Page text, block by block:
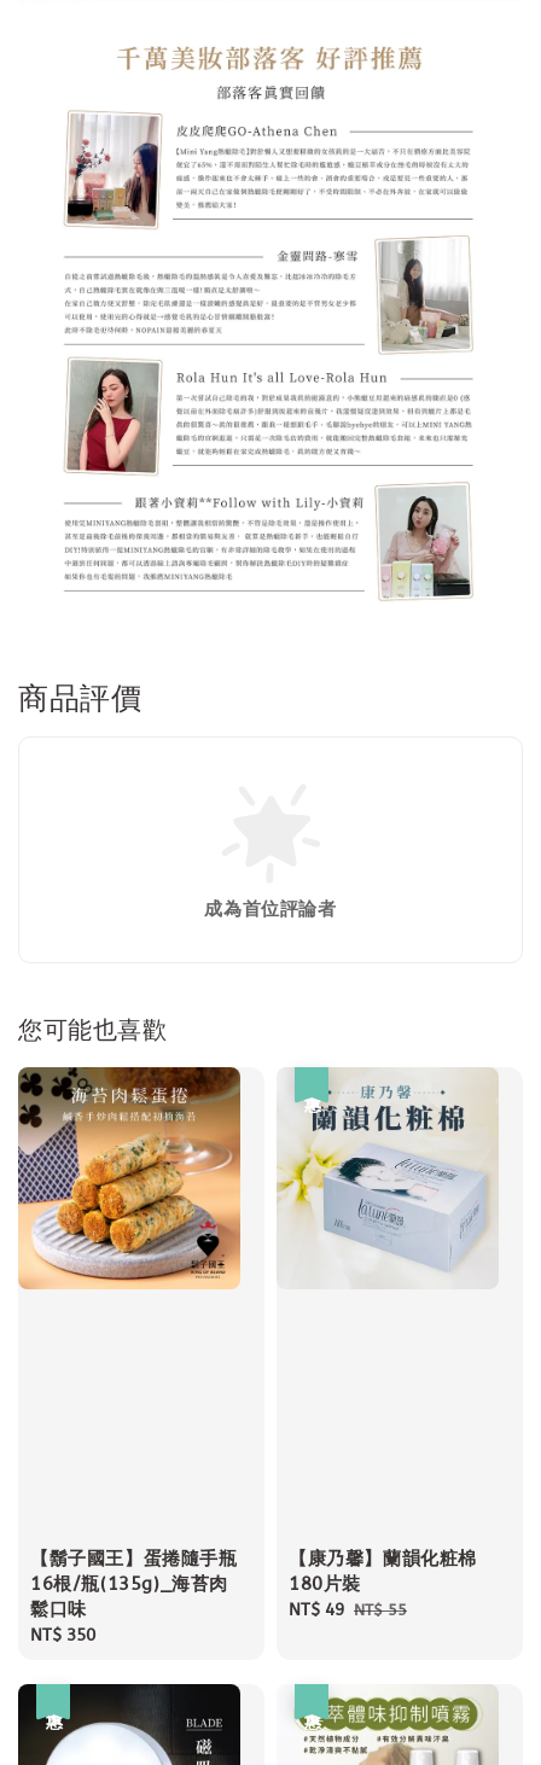
商品評價
成為首位評論者
您可能也喜歡
【鬍子國王】蛋捲隨手瓶
16根/瓶(135g)_海苔肉
鬆口味
Regular
NT$ 350
【康乃馨】蘭韻化粧棉
180片裝
Sale
NT$ 49 Regular
NT$ 55